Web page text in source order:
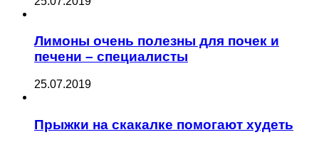
Лимоны очень полезны для почек и
печени – специалисты
25.07.2019
Прыжки на скакалке помогают худеть